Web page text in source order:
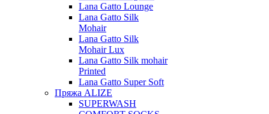
Lana Gatto Lounge
Lana Gatto Silk
Mohair
Lana Gatto Silk
Mohair Lux
Lana Gatto Silk mohair
Printed
Lana Gatto Super Soft
Пряжа ALIZE
SUPERWASH